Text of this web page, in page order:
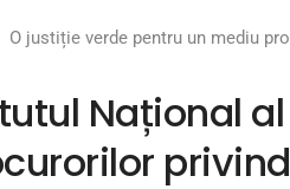
O justiție verde pentru un mediu
Național